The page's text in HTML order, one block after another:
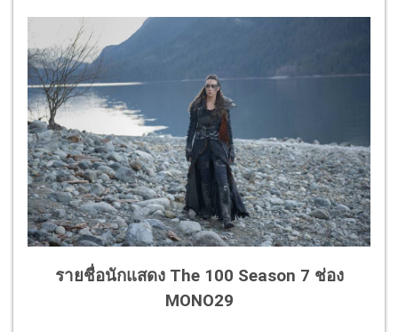
รายชื่อนักแสดง The 100 Season 7 ช่อง
MONO29